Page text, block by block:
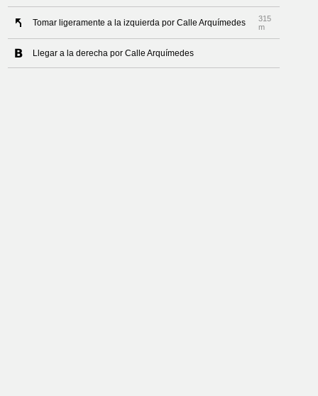
Tomar ligeramente a la izquierda por Calle Arquímedes
315
m
Llegar a la derecha por Calle Arquímedes